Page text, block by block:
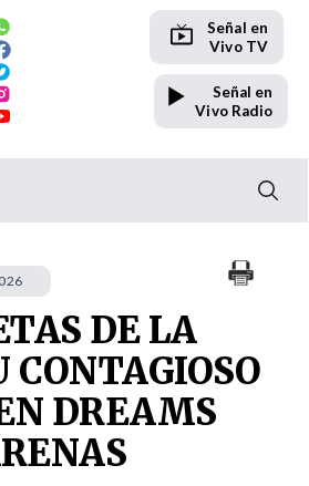
Señal en
Vivo TV
Señal en
Vivo Radio
DE LA
CONTAGIOSO
DREAMS